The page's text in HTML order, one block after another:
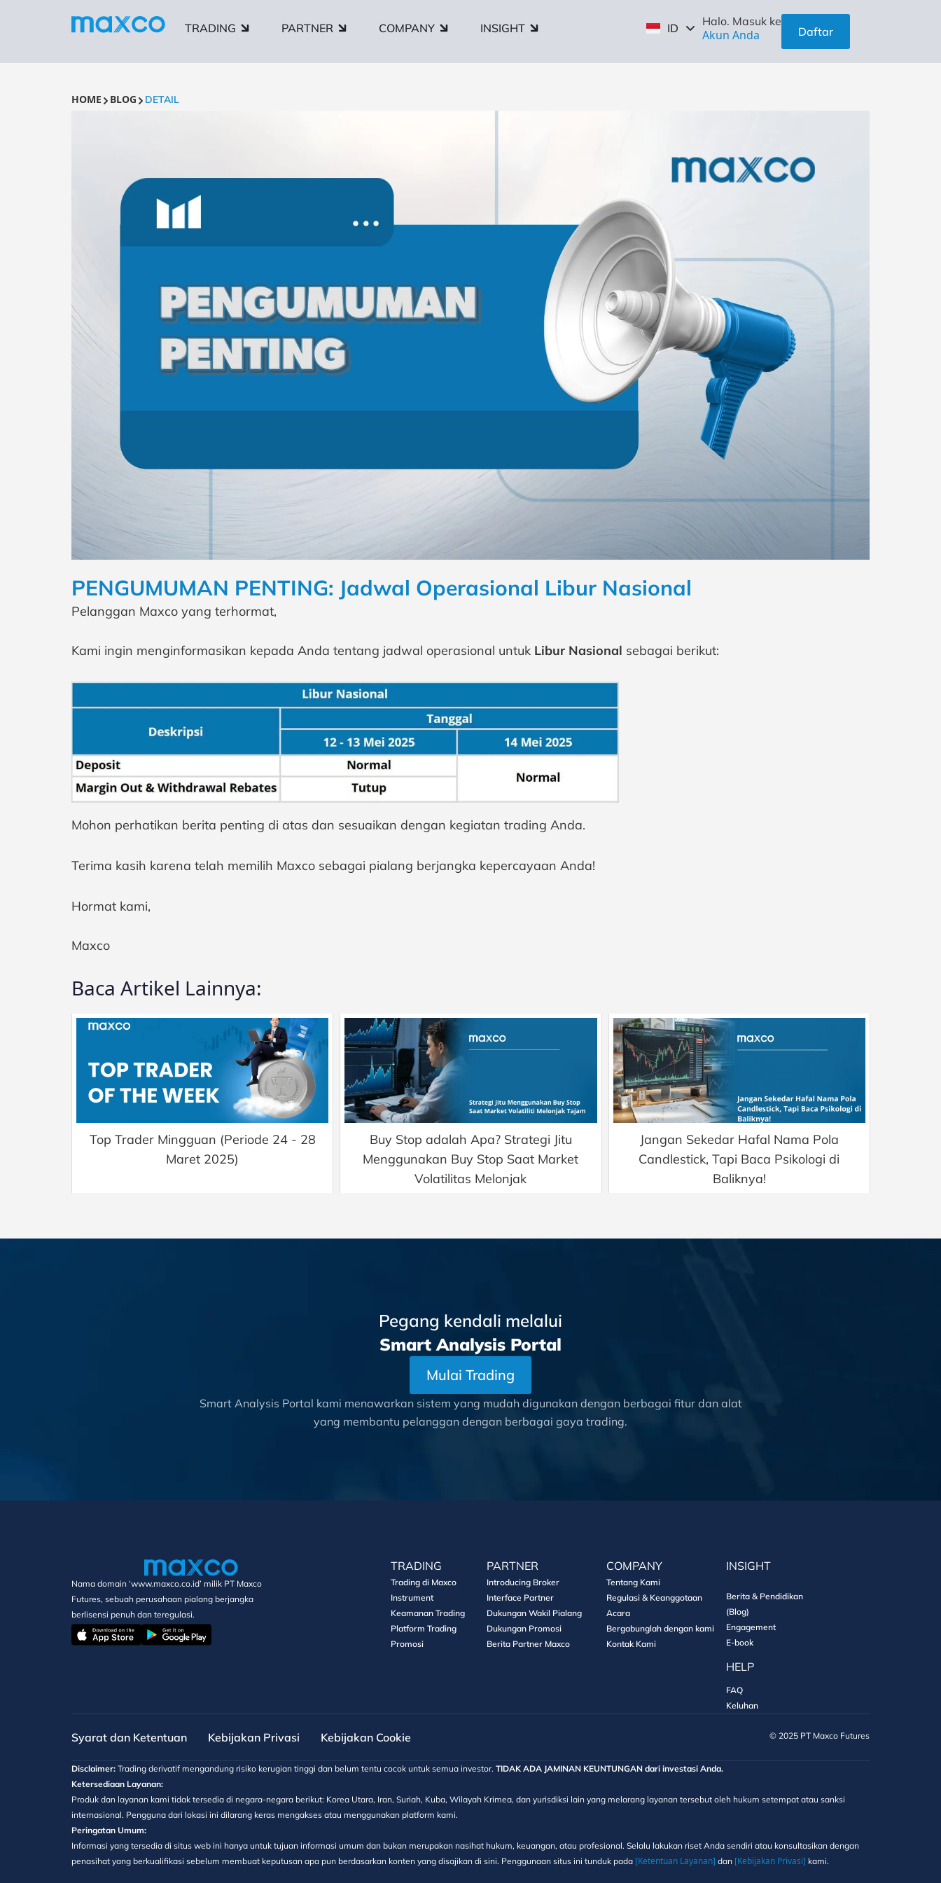
TRADING PARTNER COMPANY INSIGHT ID
ZH
Halo. Masuk ke
Akun Anda Daftar
HOME BLOG DETAIL
PENGUMUMAN PENTING: Jadwal Operasional Libur Nasional
Pelanggan Maxco yang terhormat,
Kami ingin menginformasikan kepada Anda tentang jadwal operasional untuk Libur Nasional sebagai berikut:
Mohon perhatikan berita penting di atas dan sesuaikan dengan kegiatan trading Anda.
Terima kasih karena telah memilih Maxco sebagai pialang berjangka kepercayaan Anda!
Hormat kami,
Maxco
Baca Artikel Lainnya:
Top Trader Mingguan (Periode 24 - 28
Maret 2025)
Buy Stop adalah Apa? Strategi Jitu
Menggunakan Buy Stop Saat Market
Volatilitas Melonjak
Jangan Sekedar Hafal Nama Pola
Candlestick, Tapi Baca Psikologi di
Baliknya!
Pegang kendali melalui
Smart Analysis Portal
Mulai Trading
Smart Analysis Portal kami menawarkan sistem yang mudah digunakan dengan berbagai fitur dan alat
yang membantu pelanggan dengan berbagai gaya trading.
Nama domain ‘www.maxco.co.id’ milik PT Maxco
Futures, sebuah perusahaan pialang berjangka
berlisensi penuh dan teregulasi.
TRADING
Trading di Maxco
Instrument
Keamanan Trading
Platform Trading
Promosi
PARTNER
Introducing Broker
Interface Partner
Dukungan Wakil Pialang
Dukungan Promosi
Berita Partner Maxco
COMPANY
Tentang Kami
Regulasi & Keanggotaan
Acara
Bergabunglah dengan kami
Kontak Kami
INSIGHT
Berita & Pendidikan
(Blog)
Engagement
E-book
HELP
FAQ
Keluhan
Syarat dan Ketentuan Kebijakan Privasi Kebijakan Cookie ©️ 2025 PT Maxco Futures
Disclaimer: Trading derivatif mengandung risiko kerugian tinggi dan belum tentu cocok untuk semua investor. TIDAK ADA JAMINAN KEUNTUNGAN dari investasi Anda.
Ketersediaan Layanan:
Produk dan layanan kami tidak tersedia di negara-negara berikut: Korea Utara, Iran, Suriah, Kuba, Wilayah Krimea, dan yurisdiksi lain yang melarang layanan tersebut oleh hukum setempat atau sanksi
internasional. Pengguna dari lokasi ini dilarang keras mengakses atau menggunakan platform kami.
Peringatan Umum:
Informasi yang tersedia di situs web ini hanya untuk tujuan informasi umum dan bukan merupakan nasihat hukum, keuangan, atau profesional. Selalu lakukan riset Anda sendiri atau konsultasikan dengan
penasihat yang berkualifikasi sebelum membuat keputusan apa pun berdasarkan konten yang disajikan di sini. Penggunaan situs ini tunduk pada [Ketentuan Layanan] dan [Kebijakan Privasi] kami.